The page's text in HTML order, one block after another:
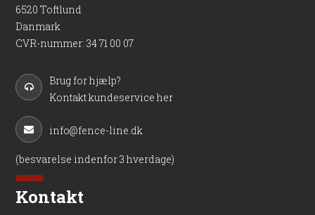
6520 Toftlund
Danmark
CVR-nummer: 34 71 00 07
Brug for hjælp?
Kontakt kundeservice her
info@fence-line.dk
(besvarelse indenfor 3 hverdage)
Kontakt